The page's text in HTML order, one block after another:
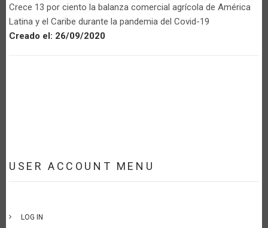
Crece 13 por ciento la balanza comercial agrícola de América
Latina y el Caribe durante la pandemia del Covid-19
Creado el: 26/09/2020
USER ACCOUNT MENU
LOG IN